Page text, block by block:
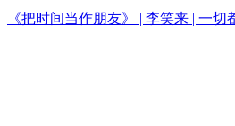
《把时间当作朋友》 | 李笑来 | 一